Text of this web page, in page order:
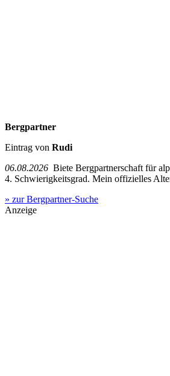
Bergpartner
Eintrag von Rudi
06.08.2026 Biete Bergpartnerschaft für
4. Schwierigkeitsgrad. Mein offizielles
» zur Bergpartner-Suche
Anzeige